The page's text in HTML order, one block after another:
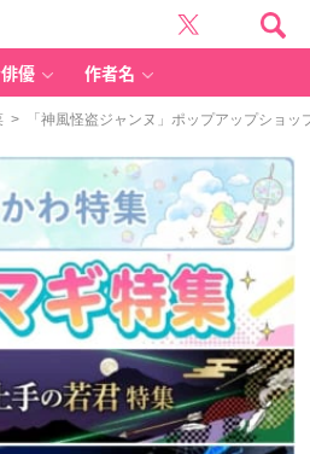
優 作者名
> 「神風怪盗ジャンヌ」ポップアップショッ